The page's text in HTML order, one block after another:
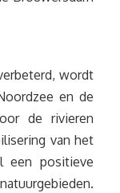
wordt
en de
de rivieren
van het
een positieve